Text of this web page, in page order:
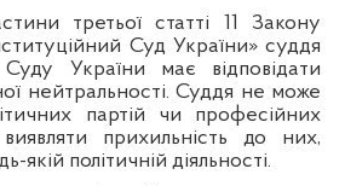
третьої статті 11 Закону
Суд України» суддя
Суду України має відповідати
нейтральності. Суддя не може
партій чи професійних
прихильність до них,
якій політичній діяльності.